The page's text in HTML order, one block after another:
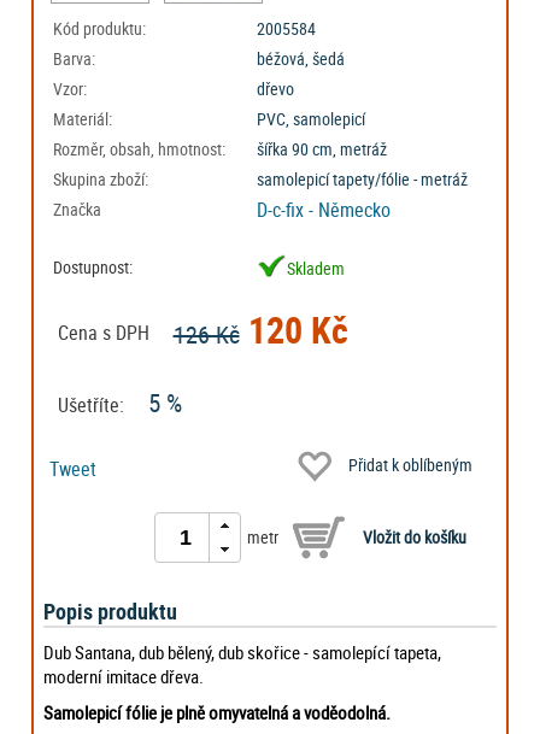
Kód produktu:
2005584
Barva:
béžová, šedá
Vzor:
dřevo
Materiál:
PVC, samolepicí
Rozměr, obsah, hmotnost:
šířka 90 cm, metráž
Skupina zboží:
samolepicí tapety/fólie - metráž
Značka
D-c-fix - Německo
Dostupnost: Skladem
Cena s DPH 126 Kč120 Kč
Ušetříte: 5 %
Tweet Přidat k oblíbeným
metr
Popis produktu
Dub Santana, dub bělený, dub skořice - samolepící tapeta,
moderní imitace dřeva.
Samolepicí fólie je plně omyvatelná a voděodolná.